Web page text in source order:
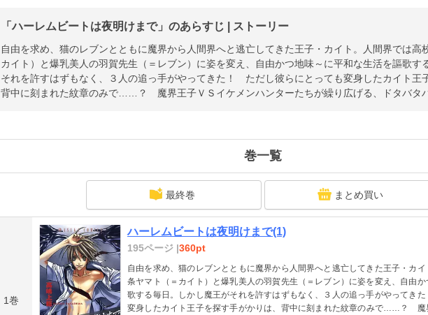
「ハーレムビートは夜明けまで」のあらすじ | ストーリー
自由を求め、猫のレブンとともに魔界から人間界へと逃亡してきた王子・カイト。人間界では高
カイト）と爆乳美人の羽賀先生（＝レブン）に姿を変え、自由かつ地味～に平和な生活を謳歌す
それを許すはずもなく、３人の追っ手がやってきた！ ただし彼らにとっても変身したカイト王
背中に刻まれた紋章のみで……？ 魔界王子ＶＳイケメンハンターたちが繰り広げる、ドタバタ
巻一覧
最終巻 まとめ買い
1巻
ハーレムビートは夜明けまで(1)
195ページ |360pt
自由を求め、猫のレブンとともに魔界から人間界へと逃亡してきた王子・カ
条ヤマト（＝カイト）と爆乳美人の羽賀先生（＝レブン）に姿を変え、自由
歌する毎日。しかし魔王がそれを許すはずもなく、３人の追っ手がやってき
変身したカイト王子を探す手がかりは、背中に刻まれた紋章のみで……？ 魔